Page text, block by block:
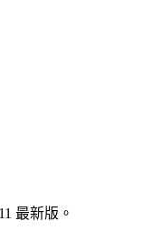
最新版。